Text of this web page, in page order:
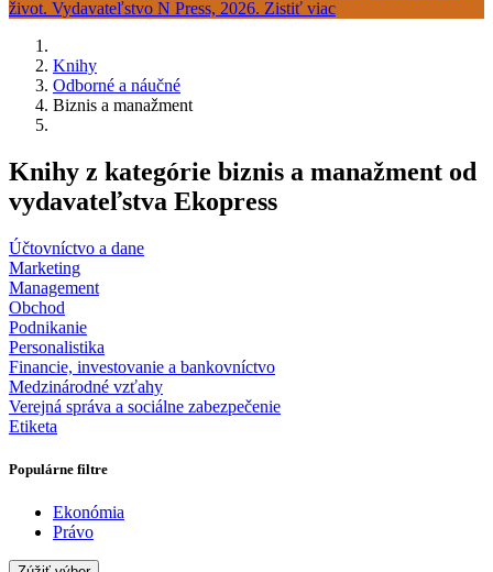
Knihy
Odborné a náučné
Biznis a manažment
Knihy z kategórie biznis a manažment od
vydavateľstva Ekopress
Účtovníctvo a dane
Marketing
Management
Obchod
Podnikanie
Personalistika
Financie, investovanie a bankovníctvo
Medzinárodné vzťahy
Verejná správa a sociálne zabezpečenie
Etiketa
Populárne filtre
Ekonómia
Právo